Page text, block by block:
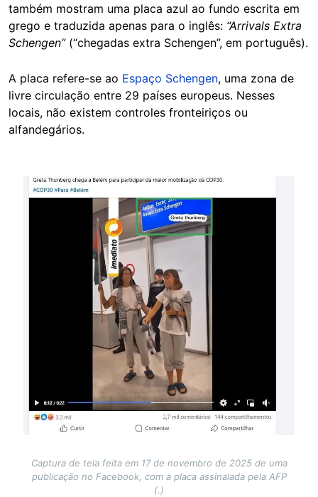
também mostram uma placa azul ao fundo escrita em
grego e traduzida apenas para o inglês: “Arrivals Extra
Schengen”(“chegadas extra Schengen”, em português).
A placa refere-se ao Espaço Schengen, uma zona de
livre circulação entre 29 países europeus. Nesses
locais, não existem controles fronteiriços ou
alfandegários.
Image
Captura de tela feita em 17 de novembro de 2025 de uma
publicação no Facebook, com a placa assinalada pela AFP
(.)